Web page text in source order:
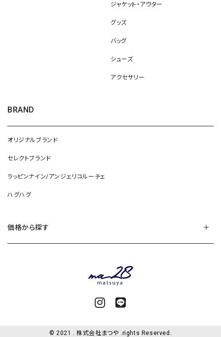
ジャケット・アウター
グッズ
バッグ
シューズ
アクセサリー
BRAND
オリジナルブランド
セレクトブランド
ラッピンナイン/アンジェリコルーチェ
ハグハグ
価格から探す
© 2021 . 株式会社まつや .rights Reserved.